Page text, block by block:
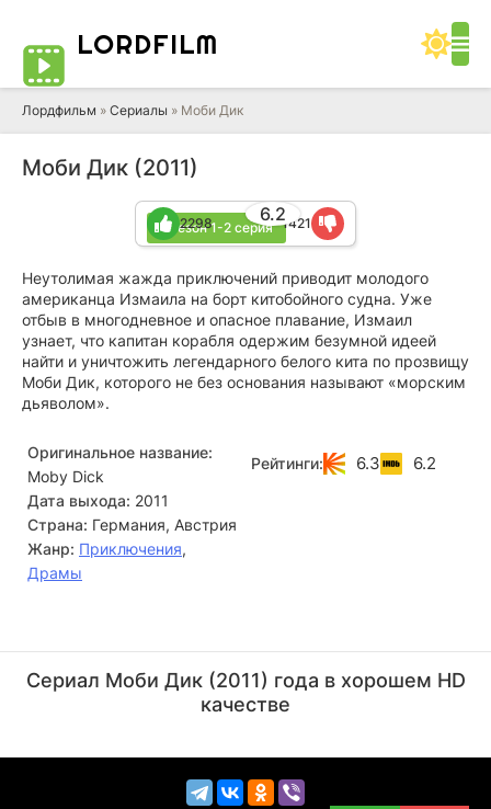
LORDFILM
Лордфильм » Сериалы » Моби Дик
Моби Дик (2011)
1 сезон 1-2 серия
6.2
2298 1421
Неутолимая жажда приключений приводит молодого
американца Измаила на борт китобойного судна. Уже
отбыв в многодневное и опасное плавание, Измаил
узнает, что капитан корабля одержим безумной идеей
найти и уничтожить легендарного белого кита по прозвищу
Моби Дик, которого не без основания называют «морским
дьяволом».
Оригинальное название:
Moby Dick
Дата выхода: 2011
Страна: Германия, Австрия
Жанр: Приключения,
Драмы
Рейтинги: 6.3 6.2
(Father Mapple)
(Rachel Captain)
Сериал Моби Дик (2011) года в хорошем HD
качестве